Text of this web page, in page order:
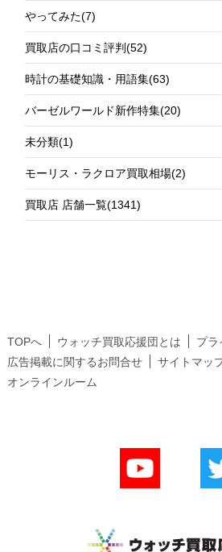
やってみた(7)
買取店の口コミ評判(52)
時計の基礎知識・用語集(63)
バーゼルワールド新作特集(20)
未分類(1)
モーリス・ラクロア買取相場(2)
買取店 店舗一覧(1341)
TOPへ ウォッチ買取応援団とは
プラ
広告掲載に関するお問合せ
サイトマッ
オンラインルーム